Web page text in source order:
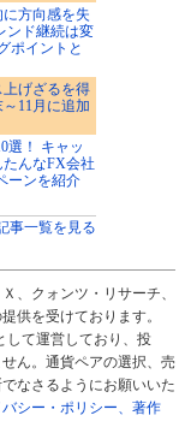
方向感を失
ンド継続は変
ポイントと
げざるを得
11月に追加
選！ キャッ
んなFX会社
ーンを紹介
事一覧を見る
、クォンツ・リサーチ、
供を受けております。
して運営しており、投
ん。通貨ペアの選択、売
なさるようにお願いいた
バシー・ポリシー、著作